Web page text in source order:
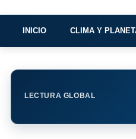
INICIO CLIMA Y
LECTURA GLOBAL